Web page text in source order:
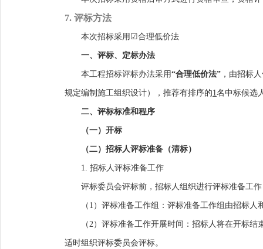
7. 评标方法
本次招标采用 ☑合理低价法
一、评标、定标办法
本工程招标评标办法采用“合理低价法” ，由招标
规定编制施工组织设计）， 推荐有排序的1名中标候选
二、评标标准和程序
（一）开标
（二）招标人评标准备 （清标）
1. 招标人评标准备工作
评标委员会评标前，招标人组织进行评标准备工
（ 1 ） 评标准备工作组 ： 评标准备工作组由招标人
（2） 评标准备工作开展时间 ： 招标人将在开标结
适时组织评标委员会评标。